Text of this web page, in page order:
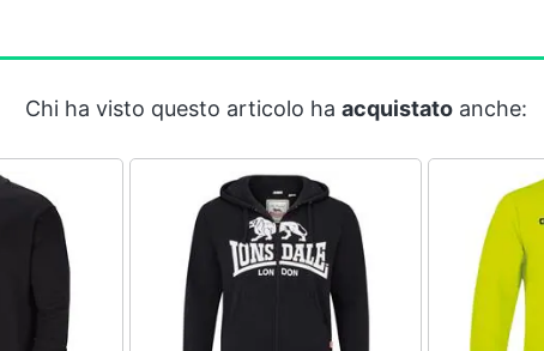
Chi ha visto questo articolo ha acquistatoanche: